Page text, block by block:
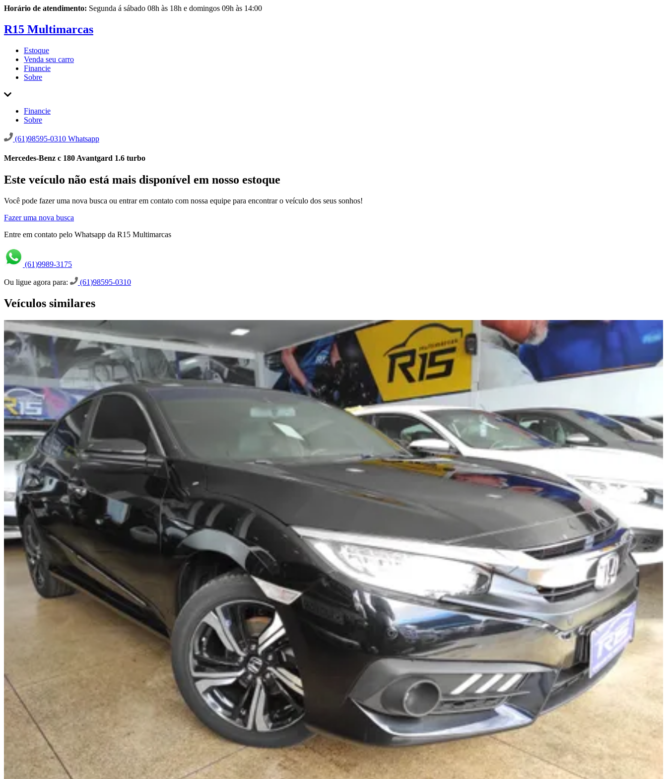
Horário de atendimento: Segunda á sábado 08h às 18h e domingos 09h às 14:00
R15 Multimarcas
Estoque
Venda seu carro
Financie
Sobre
Financie
Sobre
(61)98595-0310 Whatsapp
Mercedes-Benz c 180 Avantgard 1.6 turbo
Este veículo não está mais disponível em nosso estoque
Você pode fazer uma nova busca ou entrar em contato com nossa equipe para encontrar o veículo dos seus sonhos!
Fazer uma nova busca
Entre em contato pelo Whatsapp da R15 Multimarcas
(61)9989-3175
Ou ligue agora para: (61)98595-0310
Veículos similares